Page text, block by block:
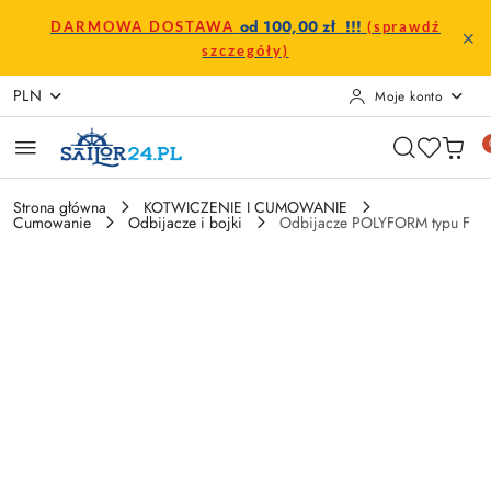
Przejdź do treści głównej
Przejdź do wyszukiwarki
Przejdź do moje konto
Przejdź do menu głównego
Przejdź do opisu produktu
Przejdź do stopki
DARMOWA DOSTAWA od 100,00 zł !!! (sprawdź
szczegóły)
PLN Moje konto
Strona główna KOTWICZENIE I CUMOWANIE
Cumowanie Odbijacze i bojki Odbijacze POLYFORM typu F